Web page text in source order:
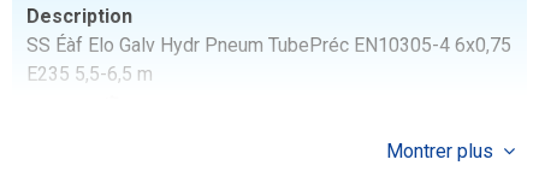
Description
SS Éàf Elo Galv Hydr Pneum TubePréc EN10305-4 6x0,75
E235 5,5-6,5 m
Montrer plus